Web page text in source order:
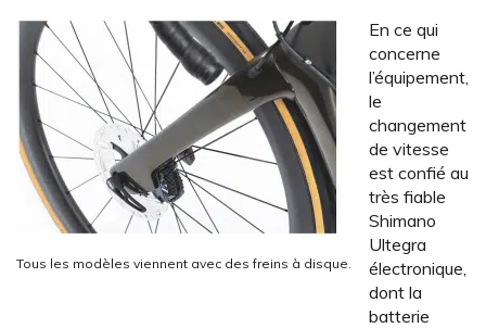
Tous les modèles viennent avec des freins à disque.
En ce qui
concerne
l’équipement,
le
changement
de vitesse
est confié au
très fiable
Shimano
Ultegra
électronique,
dont la
batterie